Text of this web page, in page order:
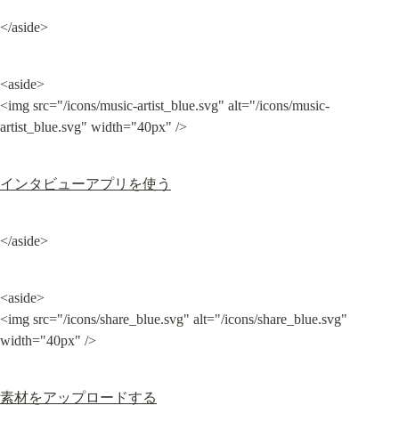
</aside>
<aside>
<img src="/icons/music-artist_blue.svg" alt="/icons/music-
artist_blue.svg" width="40px" />
インタビューアプリを使う
</aside>
<aside>
<img src="/icons/share_blue.svg" alt="/icons/share_blue.svg"
width="40px" />
素材をアップロードする